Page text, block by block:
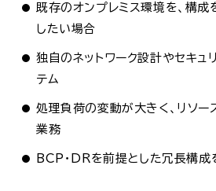
既存のオンプレミス環境を、構
したい場合
独自のネットワーク設計やセキュ
テム
処理負荷の変動が大きく、リソー
業務
BCP・DRを前提とした冗長構成